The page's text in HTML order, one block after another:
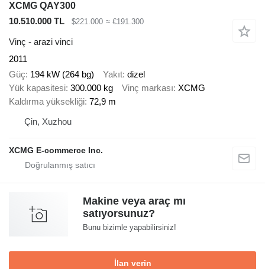
XCMG QAY300
10.510.000 TL
$221.000 ≈ €191.300
Vinç - arazi vinci
2011
Güç 194 kW (264 bg) Yakıt dizel
Yük kapasitesi 300.000 kg Vinç markası XCMG
Kaldırma yüksekliği 72,9 m
Çin, Xuzhou
XCMG E-commerce Inc.
Makine veya araç mı
satıyorsunuz?
Bunu bizimle yapabilirsiniz!
İlan verin